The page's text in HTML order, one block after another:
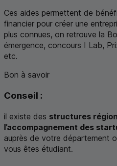
Ces aides permettent de
financier pour créer une
plus connues, on retrouve la
émergence, concours I Lab,
etc.
Bon à savoir
Conseil :
il existe des structures
l’accompagnement des
auprès de votre département
vous êtes étudiant.